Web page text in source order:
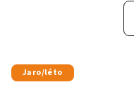
Jaro/léto